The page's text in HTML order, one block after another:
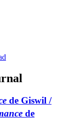
de Giswil /
de